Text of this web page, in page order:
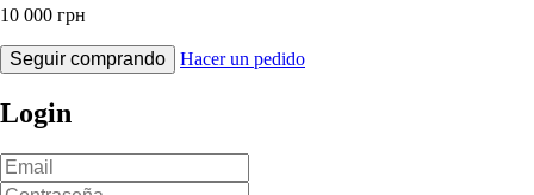
10 000 грн
Seguir comprando Hacer un pedido
Login